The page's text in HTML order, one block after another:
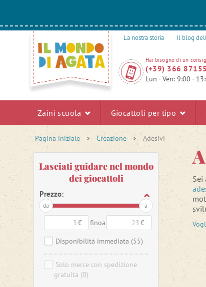
La nostra storia Il blog
Hai bisogno di un
(+39) 366
Lun - Ven: 9:00 -
Zaini scuola Giocattoli per tipo
Pagina iniziale Creazione Adesivi
Lasciati guidare nel mondo
dei giocattoli
Prezzo:
da a
€ finoa €
Disponibilità immediata (55)
Solo merce con spedizione
gratuita (0)